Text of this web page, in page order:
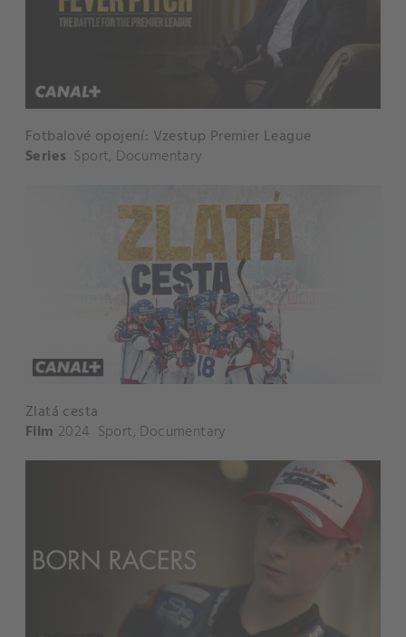
Fotbalové opojení: Vzestup Premier League
Series Sport, Documentary
Zlatá cesta
Film 2024 Sport, Documentary